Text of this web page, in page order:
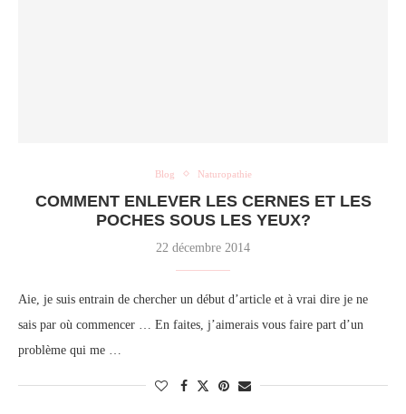
Blog Naturopathie
COMMENT ENLEVER LES CERNES ET LES
POCHES SOUS LES YEUX?
22 décembre 2014
Aie, je suis entrain de chercher un début d’article et à vrai dire je ne
sais par où commencer … En faites, j’aimerais vous faire part d’un
problème qui me …